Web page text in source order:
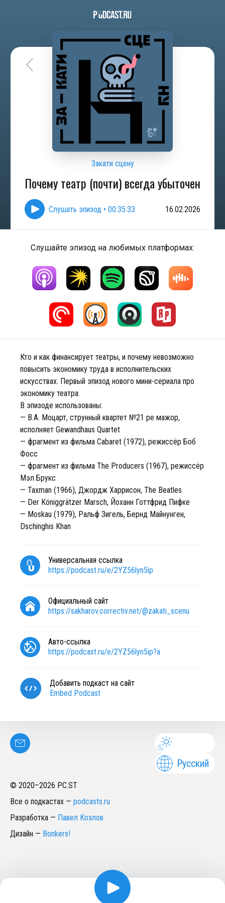
Закати сцену
Почему театр (почти) всегда убыточен
Слушать эпизод • 00:35:33 16.02.2026
Слушайте эпизод на любимых платформах:
Кто и как финансирует театры, и почему невозможно
повысить экономику труда в исполнительских
искусствах. Первый эпизод нового мини-сериала про
экономику театра.
В эпизоде использованы:
— В.А. Моцарт, струнный квартет №21 ре мажор,
исполняет Gewandhaus Quartet
— фрагмент из фильма Cabaret (1972), режиссёр Боб
Фосс
— фрагмент из фильма The Producers (1967), режиссёр
Мэл Брукс
— Taxman (1966), Джордж Харрисон, The Beatles
— Der Königgrätzer Marsch, Йоханн Готтфрид Пифке
— Moskau (1979), Ральф Зигель, Бернд Майнунген,
Dschinghis Khan
Универсальная ссылка
https://podcast.ru/e/2YZ56lyn5ip
Официальный сайт
https://sakharov.correctiv.net/@zakati_scenu
Авто-ссылка
https://podcast.ru/e/2YZ56lyn5ip?a
Добавить подкаст на сайт
Embed Podcast
Русский
© 2020–2026 PC.ST
Все о подкастах — podcasts.ru
Разработка — Павел Козлов
Дизайн — Bonkers!